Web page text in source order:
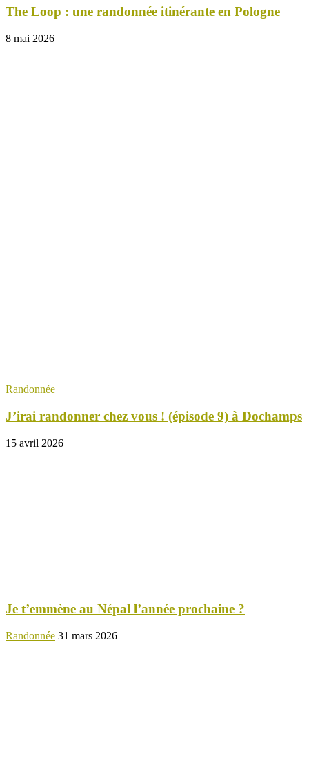
The Loop : une randonnée itinérante en Pologne
8 mai 2026
Randonnée
J’irai randonner chez vous ! (épisode 9) à Dochamps
15 avril 2026
Je t’emmène au Népal l’année prochaine ?
Randonnée 31 mars 2026